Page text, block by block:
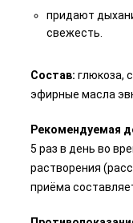
придают
свежесть.
Состав: глюкоза,
эфирные масла
Рекомендуемая
5 раз в день во
растворения
приёма